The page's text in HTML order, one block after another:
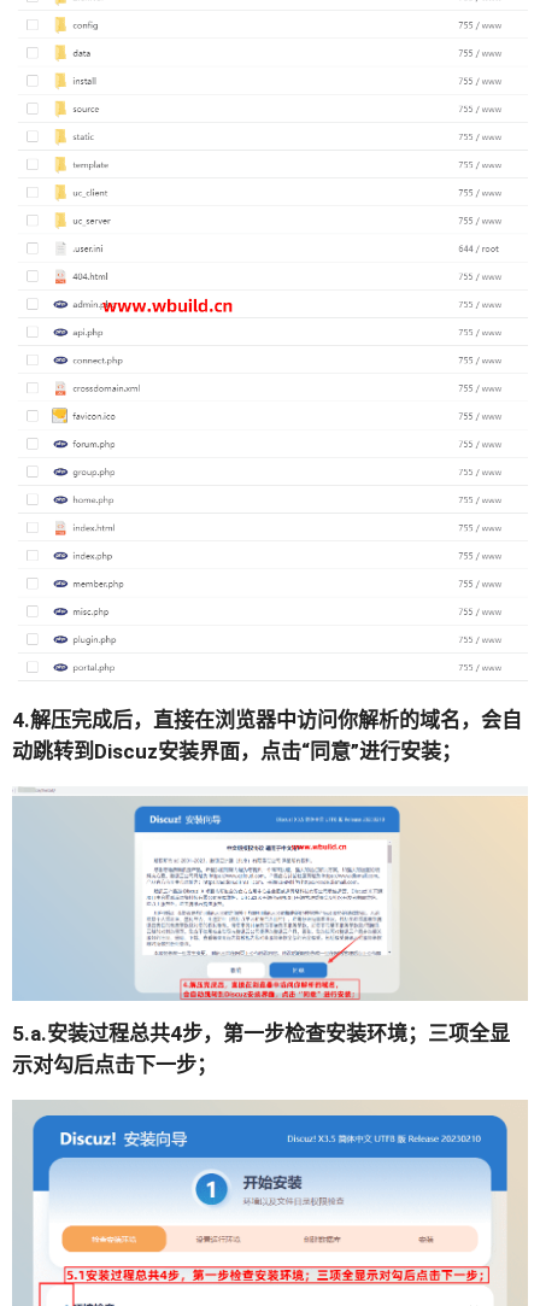
4.解压完成后，直接在浏览器中访问你解析的域名，会自
动跳转到Discuz安装界面，点击“同意”进行安装；
5.a.安装过程总共4步，第一步检查安装环境；三项全显
示对勾后点击下一步；